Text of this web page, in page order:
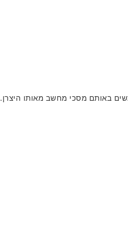
באותם מסכי מחשב מאותו היצרן.